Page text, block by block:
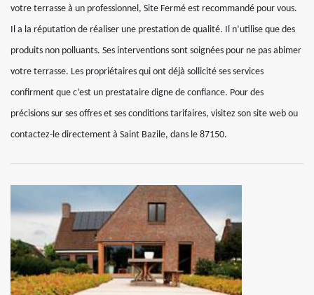
votre terrasse à un professionnel, Site Fermé est recommandé pour vous.
Il a la réputation de réaliser une prestation de qualité. Il n’utilise que des
produits non polluants. Ses interventions sont soignées pour ne pas abimer
votre terrasse. Les propriétaires qui ont déjà sollicité ses services
confirment que c’est un prestataire digne de confiance. Pour des
précisions sur ses offres et ses conditions tarifaires, visitez son site web ou
contactez-le directement à Saint Bazile, dans le 87150.